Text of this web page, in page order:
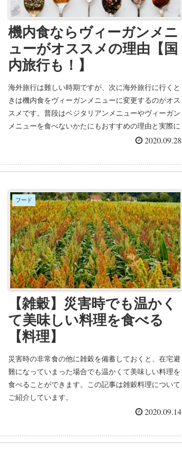
機内食ならヴィーガンメニ
ューがオススメの理由【国
内旅行も！】
海外旅行は難しい時期ですが、次に海外旅行に行くと
きは機内食をヴィーガンメニューに変更するのがオス
スメです。普段はベジタリアンメニューやヴィーガン
メニューを食べないかたにもおすすめの理由と実際に
2020.09.28
フード
【雑穀】災害時でも温かく
て美味しい料理を食べる
【料理】
災害時の非常食の他に雑穀を備蓄しておくと、在宅避
難になっていまった場合でも温かくて美味しい料理を
食べることができます。この記事は雑穀料理について
ご紹介しています。
2020.09.14